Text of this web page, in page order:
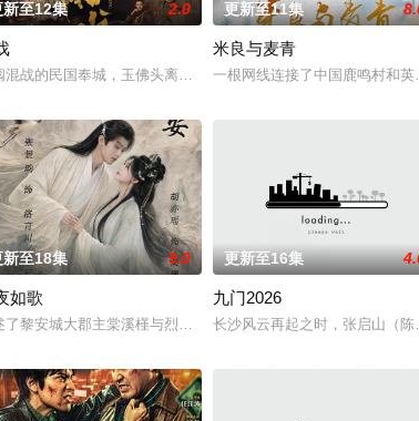
，通过摸排、勘查等传统刑侦手段
精心策划的“夏令营”完成复仇的受害者；临终前与遗憾和解的“
新至12集 2.0
混战的民国奉城，玉佛头离奇失窃，戏班主横尸戏台，将冷血少
更新至11集
米良与麦青
一根网线连接了中国鹿鸣村和
白天人住屋，晚上鬼占房”的阴阳宅，江淮被掳走配“阴婚”。他与
新至18集 9.0
如歌
了黎安城大郡主棠溪槿与烈云峥之间曲折动人的情感，以及他们
更新至16集
九门2026
长沙风云再起之时，张启山（